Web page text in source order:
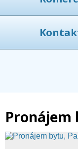
Pronájem